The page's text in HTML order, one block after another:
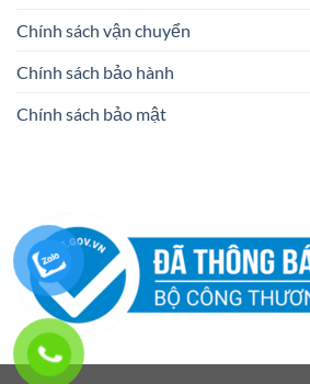
Chính sách vận chuyển
Chính sách bảo hành
Chính sách bảo mật